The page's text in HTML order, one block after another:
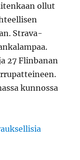
ollut
Strava-
27 Flinbanan
kunnossa